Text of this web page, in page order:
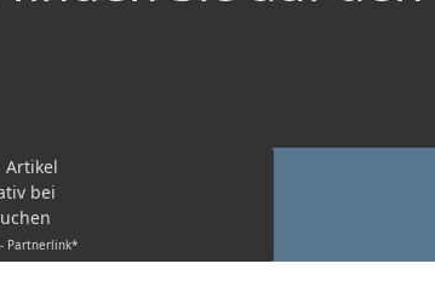
Artikel
bei
Partnerlink*